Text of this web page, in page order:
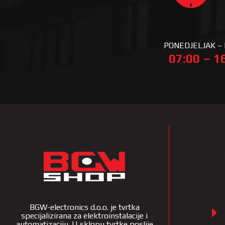
PONEDJELJAK
07:00 –
BGW-electronics d.o.o. je tvrtka
specijalizirana za elektroinstalacije i